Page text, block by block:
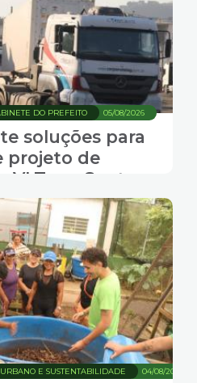
05/08/2026
DO PREFEITO
soluções para
projeto de
VLT em Santos
04/08/2026
E SUSTENTABILIDADE